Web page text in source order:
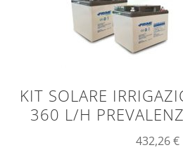
KIT SOLARE
360 L/H
432,26€